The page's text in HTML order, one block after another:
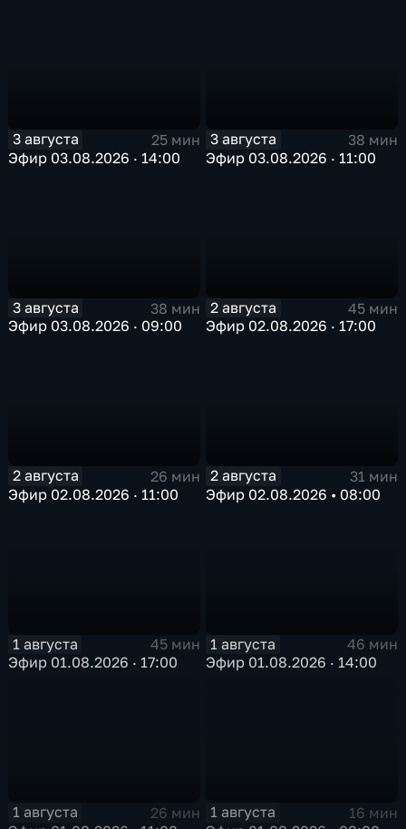
3 августа
25 мин
Эфир 03.08.2026 · 14:00
3 августа
38 мин
Эфир 03.08.2026 · 11:00
3 августа
38 мин
Эфир 03.08.2026 · 09:00
2 августа
45 мин
Эфир 02.08.2026 · 17:00
2 августа
26 мин
Эфир 02.08.2026 · 11:00
2 августа
31 мин
Эфир 02.08.2026 • 08:00
1 августа
45 мин
Эфир 01.08.2026 · 17:00
1 августа
46 мин
Эфир 01.08.2026 · 14:00
1 августа
26 мин
1 августа
16 мин